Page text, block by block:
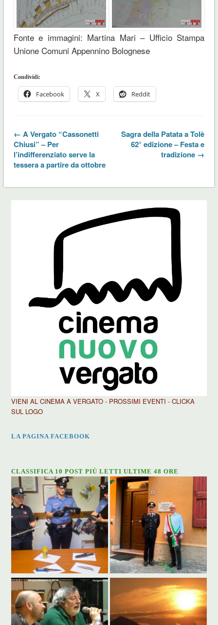
Fonte e immagini: Martina Mari – Ufficio Stampa
Unione Comuni Appennino Bolognese
Condividi:
Facebook X Reddit
← A Vergato “Cassonetti
Chiusi” – Per
l’indifferenziato serve la
tessera a partire da ottobre
Sagra della Patata a Tolè
62° edizione – Festa e
tradizione →
VIENI AL CINEMA A VERGATO - PROSSIMI EVENTI - CLICKA
SUL LOGO
LA PAGINA FACEBOOK
CLASSIFICA 10 POST PIÙ LETTI ULTIME 48 ORE